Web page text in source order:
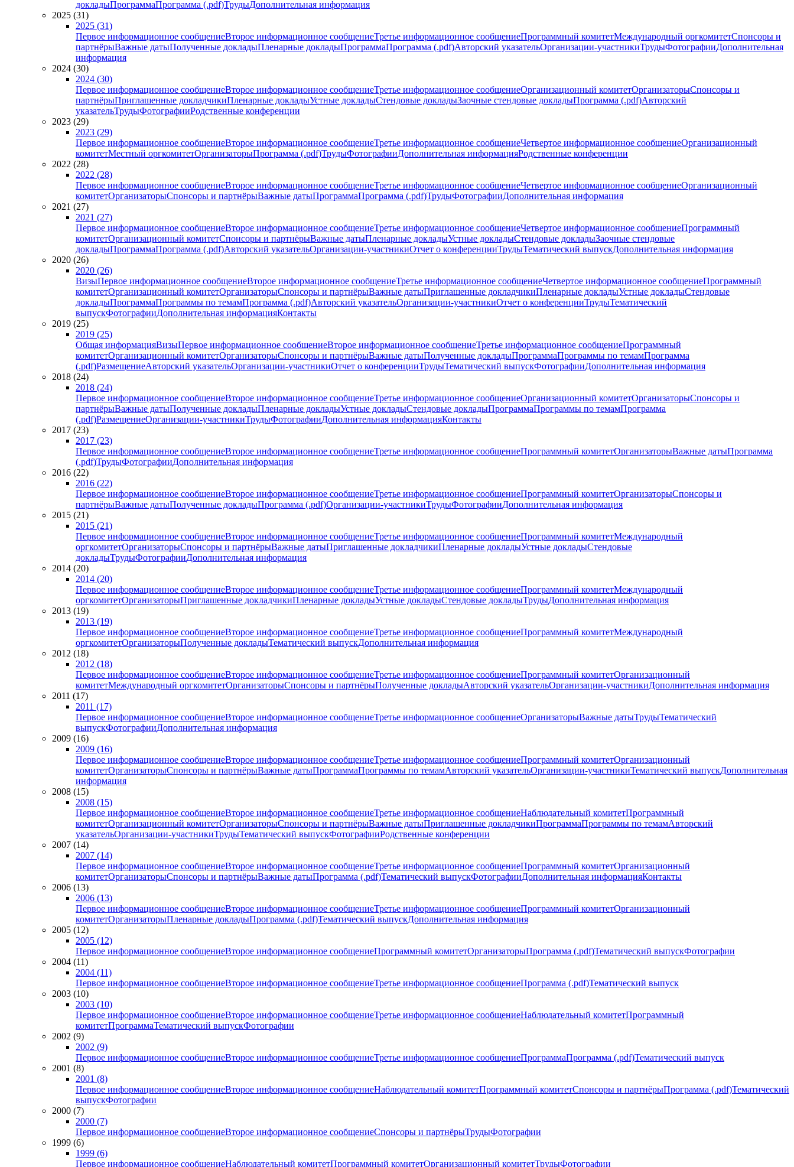
докладыПрограммаПрограмма (.pdf)ТрудыДополнительная информация
2025 (31)
2025 (31)
Первое информационное сообщениеВторое информационное сообщениеТретье информационное сообщениеПрограммный комитетМеждународный оргкомитетСпонсоры и
партнёрыВажные датыПолученные докладыПленарные докладыПрограммаПрограмма (.pdf)Авторский указательОрганизации-участникиТрудыФотографииДополнительная
информация
2024 (30)
2024 (30)
Первое информационное сообщениеВторое информационное сообщениеТретье информационное сообщениеОрганизационный комитетОрганизаторыСпонсоры и
партнёрыПриглашенные докладчикиПленарные докладыУстные докладыСтендовые докладыЗаочные стендовые докладыПрограмма (.pdf)Авторский
указательТрудыФотографииРодственные конференции
2023 (29)
2023 (29)
Первое информационное сообщениеВторое информационное сообщениеТретье информационное сообщениеЧетвертое информационное сообщениеОрганизационный
комитетМестный оргкомитетОрганизаторыПрограмма (.pdf)ТрудыФотографииДополнительная информацияРодственные конференции
2022 (28)
2022 (28)
Первое информационное сообщениеВторое информационное сообщениеТретье информационное сообщениеЧетвертое информационное сообщениеОрганизационный
комитетОрганизаторыСпонсоры и партнёрыВажные датыПрограммаПрограмма (.pdf)ТрудыФотографииДополнительная информация
2021 (27)
2021 (27)
Первое информационное сообщениеВторое информационное сообщениеТретье информационное сообщениеЧетвертое информационное сообщениеПрограммный
комитетОрганизационный комитетСпонсоры и партнёрыВажные датыПленарные докладыУстные докладыСтендовые докладыЗаочные стендовые
докладыПрограммаПрограмма (.pdf)Авторский указательОрганизации-участникиОтчет о конференцииТрудыТематический выпускДополнительная информация
2020 (26)
2020 (26)
ВизыПервое информационное сообщениеВторое информационное сообщениеТретье информационное сообщениеЧетвертое информационное сообщениеПрограммный
комитетОрганизационный комитетОрганизаторыСпонсоры и партнёрыВажные датыПриглашенные докладчикиПленарные докладыУстные докладыСтендовые
докладыПрограммаПрограммы по темамПрограмма (.pdf)Авторский указательОрганизации-участникиОтчет о конференцииТрудыТематический
выпускФотографииДополнительная информацияКонтакты
2019 (25)
2019 (25)
Общая информацияВизыПервое информационное сообщениеВторое информационное сообщениеТретье информационное сообщениеПрограммный
комитетОрганизационный комитетОрганизаторыСпонсоры и партнёрыВажные датыПолученные докладыПрограммаПрограммы по темамПрограмма
(.pdf)РазмещениеАвторский указательОрганизации-участникиОтчет о конференцииТрудыТематический выпускФотографииДополнительная информация
2018 (24)
2018 (24)
Первое информационное сообщениеВторое информационное сообщениеТретье информационное сообщениеОрганизационный комитетОрганизаторыСпонсоры и
партнёрыВажные датыПолученные докладыПленарные докладыУстные докладыСтендовые докладыПрограммаПрограммы по темамПрограмма
(.pdf)РазмещениеОрганизации-участникиТрудыФотографииДополнительная информацияКонтакты
2017 (23)
2017 (23)
Первое информационное сообщениеВторое информационное сообщениеТретье информационное сообщениеПрограммный комитетОрганизаторыВажные датыПрограмма
(.pdf)ТрудыФотографииДополнительная информация
2016 (22)
2016 (22)
Первое информационное сообщениеВторое информационное сообщениеТретье информационное сообщениеПрограммный комитетОрганизаторыСпонсоры и
партнёрыВажные датыПолученные докладыПрограмма (.pdf)Организации-участникиТрудыФотографииДополнительная информация
2015 (21)
2015 (21)
Первое информационное сообщениеВторое информационное сообщениеТретье информационное сообщениеПрограммный комитетМеждународный
оргкомитетОрганизаторыСпонсоры и партнёрыВажные датыПриглашенные докладчикиПленарные докладыУстные докладыСтендовые
докладыТрудыФотографииДополнительная информация
2014 (20)
2014 (20)
Первое информационное сообщениеВторое информационное сообщениеТретье информационное сообщениеПрограммный комитетМеждународный
оргкомитетОрганизаторыПриглашенные докладчикиПленарные докладыУстные докладыСтендовые докладыТрудыДополнительная информация
2013 (19)
2013 (19)
Первое информационное сообщениеВторое информационное сообщениеТретье информационное сообщениеПрограммный комитетМеждународный
оргкомитетОрганизаторыПолученные докладыТематический выпускДополнительная информация
2012 (18)
2012 (18)
Первое информационное сообщениеВторое информационное сообщениеТретье информационное сообщениеПрограммный комитетОрганизационный
комитетМеждународный оргкомитетОрганизаторыСпонсоры и партнёрыПолученные докладыАвторский указательОрганизации-участникиДополнительная информация
2011 (17)
2011 (17)
Первое информационное сообщениеВторое информационное сообщениеТретье информационное сообщениеОрганизаторыВажные датыТрудыТематический
выпускФотографииДополнительная информация
2009 (16)
2009 (16)
Первое информационное сообщениеВторое информационное сообщениеТретье информационное сообщениеПрограммный комитетОрганизационный
комитетОрганизаторыСпонсоры и партнёрыВажные датыПрограммаПрограммы по темамАвторский указательОрганизации-участникиТематический выпускДополнительная
информация
2008 (15)
2008 (15)
Первое информационное сообщениеВторое информационное сообщениеТретье информационное сообщениеНаблюдательный комитетПрограммный
комитетОрганизационный комитетОрганизаторыСпонсоры и партнёрыВажные датыПриглашенные докладчикиПрограммаПрограммы по темамАвторский
указательОрганизации-участникиТрудыТематический выпускФотографииРодственные конференции
2007 (14)
2007 (14)
Первое информационное сообщениеВторое информационное сообщениеТретье информационное сообщениеПрограммный комитетОрганизационный
комитетОрганизаторыСпонсоры и партнёрыВажные датыПрограмма (.pdf)Тематический выпускФотографииДополнительная информацияКонтакты
2006 (13)
2006 (13)
Первое информационное сообщениеВторое информационное сообщениеТретье информационное сообщениеПрограммный комитетОрганизационный
комитетОрганизаторыПленарные докладыПрограмма (.pdf)Тематический выпускДополнительная информация
2005 (12)
2005 (12)
Первое информационное сообщениеВторое информационное сообщениеПрограммный комитетОрганизаторыПрограмма (.pdf)Тематический выпускФотографии
2004 (11)
2004 (11)
Первое информационное сообщениеВторое информационное сообщениеТретье информационное сообщениеПрограмма (.pdf)Тематический выпуск
2003 (10)
2003 (10)
Первое информационное сообщениеВторое информационное сообщениеТретье информационное сообщениеНаблюдательный комитетПрограммный
комитетПрограммаТематический выпускФотографии
2002 (9)
2002 (9)
Первое информационное сообщениеВторое информационное сообщениеТретье информационное сообщениеПрограммаПрограмма (.pdf)Тематический выпуск
2001 (8)
2001 (8)
Первое информационное сообщениеВторое информационное сообщениеНаблюдательный комитетПрограммный комитетСпонсоры и партнёрыПрограмма (.pdf)Тематический
выпускФотографии
2000 (7)
2000 (7)
Первое информационное сообщениеВторое информационное сообщениеСпонсоры и партнёрыТрудыФотографии
1999 (6)
1999 (6)
Первое информационное сообщениеНаблюдательный комитетПрограммный комитетОрганизационный комитетТрудыФотографии